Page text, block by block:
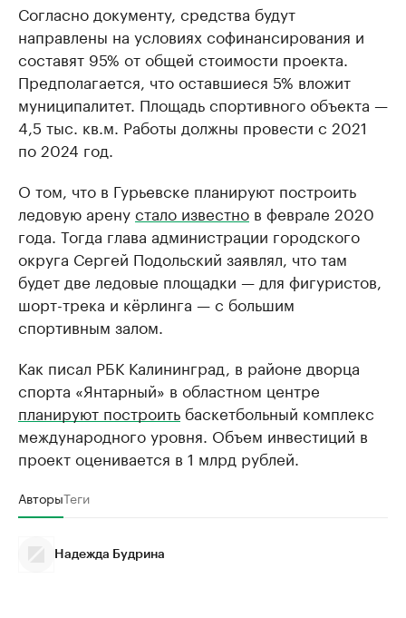
Согласно документу, средства будут
направлены на условиях софинансирования и
составят 95% от общей стоимости проекта.
Предполагается, что оставшиеся 5% вложит
муниципалитет. Площадь спортивного объекта —
4,5 тыс. кв.м. Работы должны провести с 2021
по 2024 год.
О том, что в Гурьевске планируют построить
ледовую аренустало известно в феврале 2020
года. Тогда глава администрации городского
округа Сергей Подольский заявлял, что там
будет две ледовые площадки — для фигуристов,
шорт-трека и кёрлинга — с большим
спортивным залом.
Как писал РБК Калининград, в районе дворца
спорта «Янтарный» в областном центре
планируют построить баскетбольный комплекс
международного уровня. Объем инвестиций в
проект оценивается в 1 млрд рублей.
АвторыТеги
Надежда Будрина